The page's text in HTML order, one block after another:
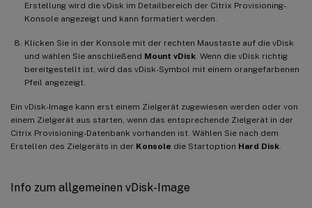
Erstellung wird die vDisk im Detailbereich der Citrix Provisioning-
Konsole angezeigt und kann formatiert werden.
Klicken Sie in der Konsole mit der rechten Maustaste auf die vDisk
und wählen Sie anschließend Mount vDisk. Wenn die vDisk richtig
bereitgestellt ist, wird das vDisk-Symbol mit einem orangefarbenen
Pfeil angezeigt.
Ein vDisk-Image kann erst einem Zielgerät zugewiesen werden oder von
einem Zielgerät aus starten, wenn das entsprechende Zielgerät in der
Citrix Provisioning-Datenbank vorhanden ist. Wählen Sie nach dem
Erstellen des Zielgeräts in der Konsole die Startoption Hard Disk.
Info zum allgemeinen vDisk-Image